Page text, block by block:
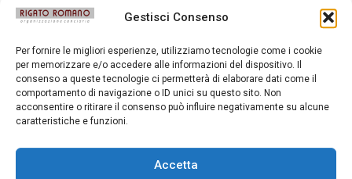
Gestisci Consenso
Per fornire le migliori esperienze, utilizziamo tecnologie come i cookie
per memorizzare e/o accedere alle informazioni del dispositivo. Il
consenso a queste tecnologie ci permetterà di elaborare dati come il
comportamento di navigazione o ID unici su questo sito. Non
acconsentire o ritirare il consenso può influire negativamente su alcune
caratteristiche e funzioni.
Accetta
Mousse Nudo